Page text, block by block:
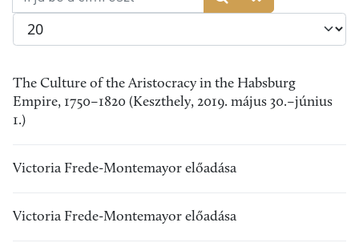
be
Tételek #
The Culture of the Aristocracy in the Habsburg
Empire, 1750–1820 (Keszthely, 2019. május 30.–június
1.)
Victoria Frede-Montemayor előadása
Victoria Frede-Montemayor előadása